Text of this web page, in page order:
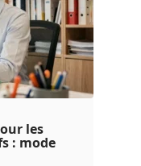
les
: mode